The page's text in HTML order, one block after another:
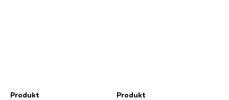
Produkt
Produkt